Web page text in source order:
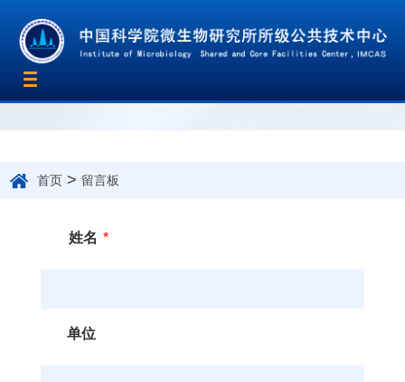
首页 > 留言板
姓名 *
单位